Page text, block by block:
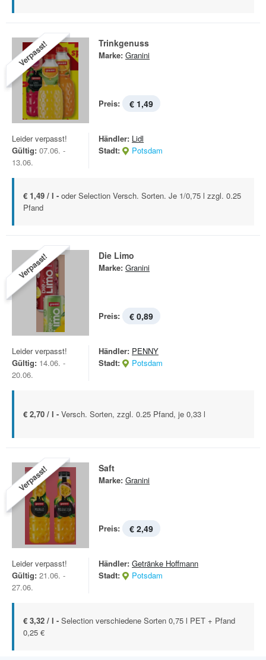
Verpasst! Trinkgenuss
Marke: Granini
Preis: € 1,49
Leider verpasst!
Gültig: 07.06. -
13.06.
Händler: Lidl
Stadt:
Potsdam
€ 1,49 / l - oder Selection Versch. Sorten. Je 1/0,75 l zzgl. 0.25
Pfand
Verpasst! Die Limo
Marke: Granini
Preis: € 0,89
Leider verpasst!
Gültig: 14.06. -
20.06.
Händler: PENNY
Stadt:
Potsdam
€ 2,70 / l - Versch. Sorten, zzgl. 0.25 Pfand, je 0,33 l
Verpasst! Saft
Marke: Granini
Preis: € 2,49
Leider verpasst!
Gültig: 21.06. -
27.06.
Händler: Getränke Hoffmann
Stadt:
Potsdam
€ 3,32 / l - Selection verschiedene Sorten 0,75 l PET + Pfand
0,25 €